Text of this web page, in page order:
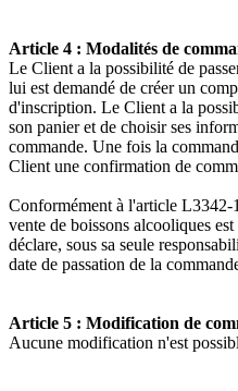
Article 4 : Modalités de
Le Client a la possibilité de
lui est demandé de créer un
d'inscription. Le Client a la
son panier et de choisir ses
commande. Une fois la
Client une confirmation de
Conformément à l'article L3342-
vente de boissons alcooliques
déclare, sous sa seule
date de passation de la
Article 5 : Modification de
Aucune modification n'est